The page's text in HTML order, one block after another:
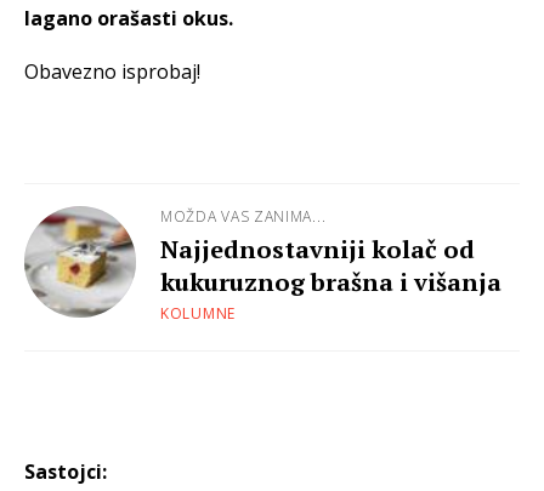
lagano orašasti okus.
Obavezno isprobaj!
MOŽDA VAS ZANIMA...
Najjednostavniji kolač od
kukuruznog brašna i višanja
KOLUMNE
Sastojci: